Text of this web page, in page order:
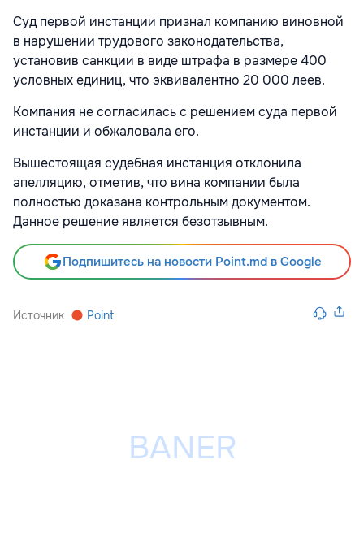
Суд первой инстанции признал компанию виновной
в нарушении трудового законодательства,
установив санкции в виде штрафа в размере 400
условных единиц, что эквивалентно 20 000 леев.
Компания не согласилась с решением суда первой
инстанции и обжаловала его.
Вышестоящая судебная инстанция отклонила
апелляцию, отметив, что вина компании была
полностью доказана контрольным документом.
Данное решение является безотзывным.
Подпишитесь на новости Point.md в Google
Источник Point